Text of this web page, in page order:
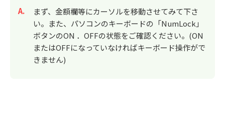
回答
まず、金額欄等にカーソルを移動させてみて下さ
い。また、パソコンのキーボードの「NumLock」
ボタンのON ．OFFの状態をご確認ください。(ON
またはOFFになっていなければキーボード操作がで
きません)